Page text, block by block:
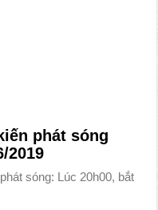
phát sóng
2019
sóng: Lúc 20h00, bắt